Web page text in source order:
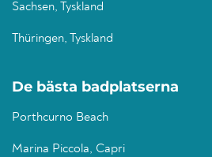
Sachsen, Tyskland
Thüringen, Tyskland
De bästa badplatserna
Porthcurno Beach
Marina Piccola, Capri